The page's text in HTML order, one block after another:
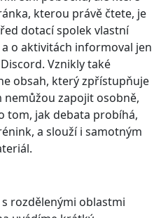
kterou právě čtete, je
dotací spolek vlastní
o aktivitách informoval jen
Vznikly také
obsah, který zpřístupňuje
zapojit osobně,
tom, jak debata probíhá,
a slouží i samotným
rozdělenými oblastmi